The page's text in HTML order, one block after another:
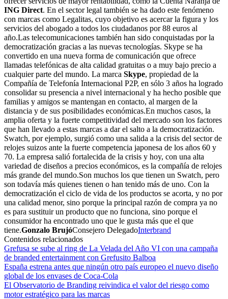
ING Direct. En el sector legal también se ha dado este fenómeno
con marcas como Legalitas, cuyo objetivo es acercar la figura y los
servicios del abogado a todos los ciudadanos por 88 euros al
año.Las telecomunicaciones también han sido conquistadas por la
democratización gracias a las nuevas tecnologías. Skype se ha
convertido en una nueva forma de comunicación que ofrece
llamadas telefónicas de alta calidad gratuitas o a muy bajo precio a
cualquier parte del mundo. La marca Skype, propiedad de la
Compañía de Telefonía Internacional P2P, en sólo 3 años ha logrado
consolidar su presencia a nivel internacional y ha hecho posible que
familias y amigos se mantengan en contacto, al margen de la
distancia y de sus posibilidades económicas.En muchos casos, la
amplia oferta y la fuerte competitividad del mercado son los factores
que han llevado a estas marcas a dar el salto a la democratización.
Swatch, por ejemplo, surgió como una salida a la crisis del sector de
relojes suizos ante la fuerte competencia japonesa de los años 60 y
70. La empresa salió fortalecida de la crisis y hoy, con una alta
variedad de diseños a precios económicos, es la compañía de relojes
más grande del mundo.Son muchos los que tienen un Swatch, pero
son todavía más quienes tienen o han tenido más de uno. Con la
democratización el ciclo de vida de los productos se acorta, y no por
una calidad menor, sino porque la principal razón de compra ya no
es para sustituir un producto que no funciona, sino porque el
consumidor ha encontrado uno que le gusta más que el que
tiene.Gonzalo BrujóConsejero DelegadoInterbrand
Contenidos relacionados
Grefusa se sube al ring de La Velada del Año VI con una campaña
de branded entertainment con Grefusito Balboa
España estrena antes que ningún otro país europeo el nuevo diseño
global de los envases de Coca-Cola
El Observatorio de Branding reivindica el valor del riesgo como
motor estratégico para las marcas